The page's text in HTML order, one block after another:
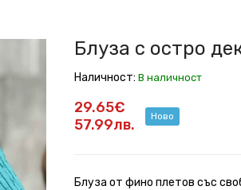
Блуза с остро
Наличност: В наличност
29.65€
57.99лв.
Ново
Блуза от фино плетов със